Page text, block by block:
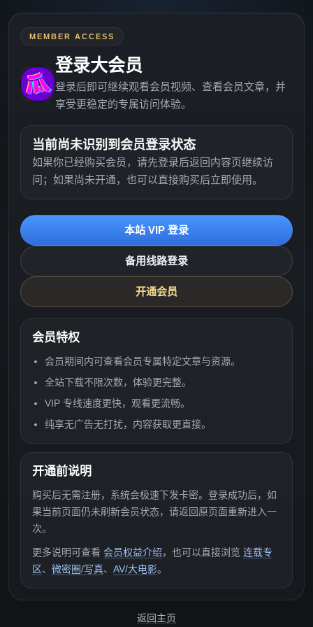
MEMBER ACCESS
登录大会员
登录后即可继续观看会员视频、查看会员文章，并
享受更稳定的专属访问体验。
当前尚未识别到会员登录状态
如果你已经购买会员，请先登录后返回内容页继续访
问；如果尚未开通，也可以直接购买后立即使用。
本站 VIP 登录
备用线路登录
开通会员
会员特权
会员期间内可查看会员专属特定文章与资源。
全站下载不限次数，体验更完整。
VIP 专线速度更快，观看更流畅。
纯享无广告无打扰，内容获取更直接。
开通前说明
购买后无需注册，系统会极速下发卡密。登录成功后，如
果当前页面仍未刷新会员状态，请返回原页面重新进入一
次。
更多说明可查看 会员权益介绍，也可以直接浏览 连载专
区、 微密圈/写真、 AV/大电影。
返回主页